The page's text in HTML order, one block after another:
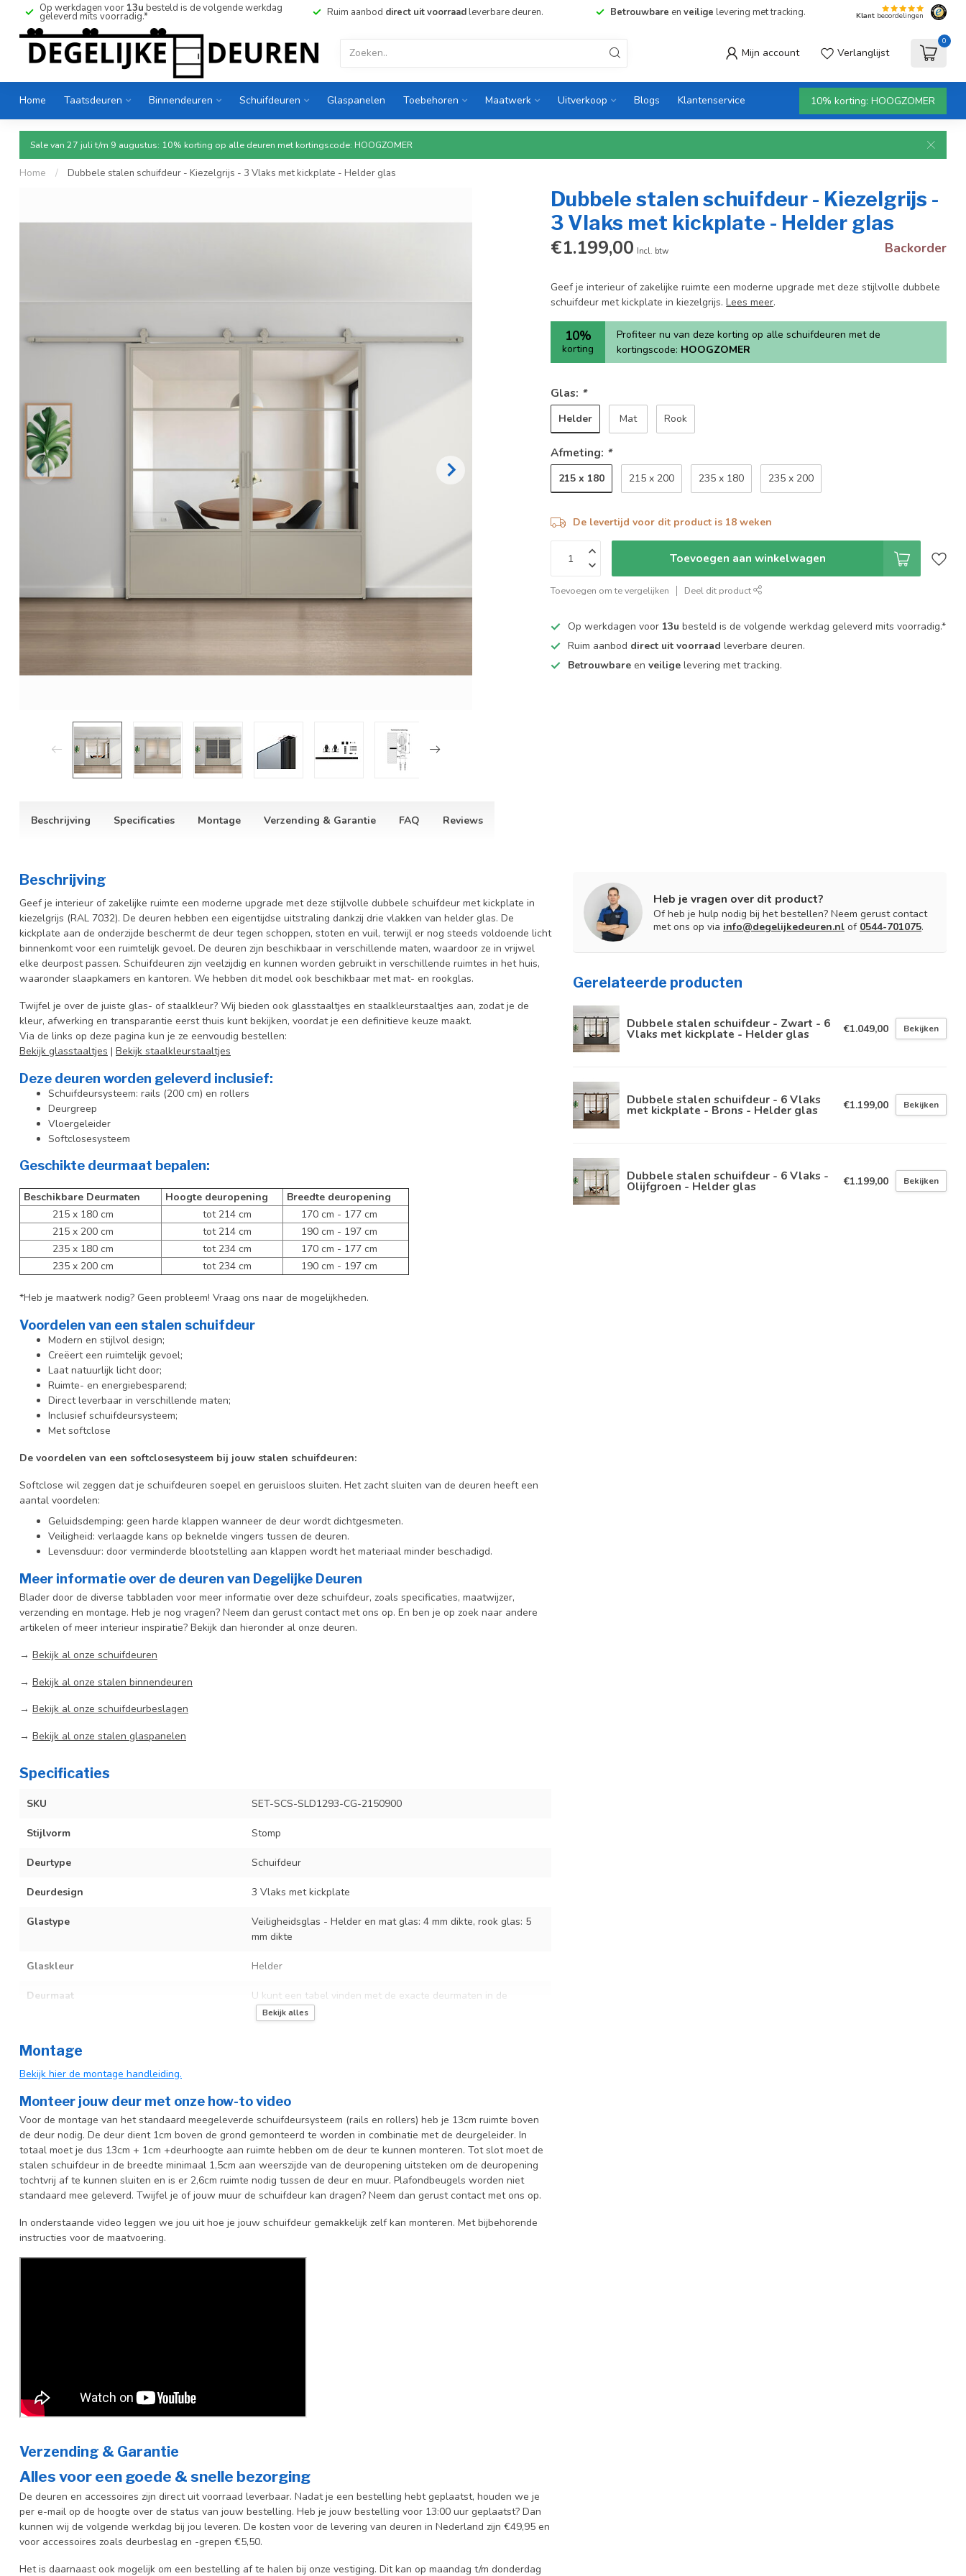
Op werkdagen voor 13u besteld is de volgende werkdag
geleverd mits voorradig.* Ruim aanbod direct uit voorraadleverbare deuren. Betrouwbare en veilige levering met tracking. Klant beoordelingen
Mijn account Verlanglijst
0
Home Taatsdeuren Binnendeuren Schuifdeuren Glaspanelen Toebehoren Maatwerk Uitverkoop Blogs Klantenservice 10% korting: HOOGZOMER
Sale van 27 juli t/m 9 augustus: 10% korting op alle deuren met kortingscode: HOOGZOMER
Home / Dubbele stalen schuifdeur - Kiezelgrijs - 3 Vlaks met kickplate - Helder glas
Dubbele stalen schuifdeur - Kiezelgrijs -
3 Vlaks met kickplate - Helder glas
€1.199,00 Incl. btw Backorder
Geef je interieur of zakelijke ruimte een moderne upgrade met deze stijlvolle dubbele
schuifdeur met kickplate in kiezelgrijs.Lees meer.
10%
korting
Profiteer nu van deze korting op alle schuifdeuren met de
kortingscode: HOOGZOMER
Glas: *
Helder Mat Rook
Afmeting: *
215 x 180 215 x 200 235 x 180 235 x 200
De levertijd voor dit product is 18 weken
Toevoegen aan winkelwagen
Toevoegen om te vergelijken Deel dit product
Op werkdagen voor 13u besteld is de volgende werkdag geleverd mits voorradig.*
Ruim aanbod direct uit voorraad leverbare deuren.
Betrouwbare enveiligelevering met tracking.
Beschrijving Specificaties Montage Verzending & Garantie FAQ Reviews
Beschrijving
Geef je interieur of zakelijke ruimte een moderne upgrade met deze stijlvolle dubbele schuifdeur met kickplate in
kiezelgrijs (RAL 7032). De deuren hebben een eigentijdse uitstraling dankzij drie vlakken van helder glas. De
kickplate aan de onderzijde beschermt de deur tegen schoppen, stoten en vuil, terwijl er nog steeds voldoende licht
binnenkomt voor een ruimtelijk gevoel. De deuren zijn beschikbaar in verschillende maten, waardoor ze in vrijwel
elke deurpost passen. Schuifdeuren zijn veelzijdig en kunnen worden gebruikt in verschillende ruimtes in het huis,
waaronder slaapkamers en kantoren. We hebben dit model ook beschikbaar met mat- en rookglas.
Twijfel je over de juiste glas- of staalkleur? Wij bieden ook glasstaaltjes en staalkleurstaaltjes aan, zodat je de
kleur, afwerking en transparantie eerst thuis kunt bekijken, voordat je een definitieve keuze maakt.
Via de links op deze pagina kun je ze eenvoudig bestellen:
Bekijk glasstaaltjes | Bekijk staalkleurstaaltjes
Deze deuren worden geleverd inclusief:
Schuifdeursysteem: rails (200 cm) en rollers
Deurgreep
Vloergeleider
Softclosesysteem
Geschikte deurmaat bepalen:
Beschikbare Deurmaten Hoogte deuropening
Breedte deuropening
215 x 180 cm
tot 214 cm
170 cm - 177 cm
215 x 200 cm
tot 214 cm
190 cm - 197 cm
235 x 180 cm
tot 234 cm
170 cm - 177 cm
235 x 200 cm
tot 234 cm 190 cm - 197 cm
*Heb je maatwerk nodig? Geen probleem! Vraag ons naar de mogelijkheden.
Voordelen van een stalen schuifdeur
Modern en stijlvol design;
Creëert een ruimtelijk gevoel;
Laat natuurlijk licht door;
Ruimte- en energiebesparend;
Direct leverbaar in verschillende maten;
Inclusief schuifdeursysteem;
Met softclose
De voordelen van een softclosesysteem bij jouw stalen schuifdeuren:
Softclose wil zeggen dat je schuifdeuren soepel en geruisloos sluiten. Het zacht sluiten van de deuren heeft een
aantal voordelen:
Geluidsdemping: geen harde klappen wanneer de deur wordt dichtgesmeten.
Veiligheid: verlaagde kans op beknelde vingers tussen de deuren.
Levensduur: door verminderde blootstelling aan klappen wordt het materiaal minder beschadigd.
Meer informatie over de deuren van Degelijke Deuren
Blader door de diverse tabbladen voor meer informatie over deze schuifdeur, zoals specificaties, maatwijzer,
verzending en montage. Heb je nog vragen? Neem dan gerust contact met ons op. En ben je op zoek naar andere
artikelen of meer interieur inspiratie? Bekijk dan hieronder al onze deuren.
→ Bekijk al onze schuifdeuren
→ Bekijk al onze stalen binnendeuren
→ Bekijk al onze schuifdeurbeslagen
→ Bekijk al onze stalen glaspanelen
Specificaties
SKU SET-SCS-SLD1293-CG-2150900
Stijlvorm Stomp
Deurtype Schuifdeur
Deurdesign 3 Vlaks met kickplate
Glastype
Veiligheidsglas - Helder en mat glas: 4 mm dikte, rook glas: 5
mm dikte
Glaskleur Helder
Deurmaat
U kunt een tabel vinden met de exacte deurmaten in de
producttekst boven dit specificatievak.
Incl. systeem
Bekijk alles
Montage
Bekijk hier de montage handleiding.
Monteer jouw deur met onze how-to video
Voor de montage van het standaard meegeleverde schuifdeursysteem (rails en rollers) heb je 13cm ruimte boven
de deur nodig. De deur dient 1cm boven de grond gemonteerd te worden in combinatie met de deurgeleider. In
totaal moet je dus 13cm + 1cm +deurhoogte aan ruimte hebben om de deur te kunnen monteren. Tot slot moet de
stalen schuifdeur in de breedte minimaal 1,5cm aan weerszijde van de deuropening uitsteken om de deuropening
tochtvrij af te kunnen sluiten en is er 2,6cm ruimte nodig tussen de deur en muur. Plafondbeugels worden niet
standaard mee geleverd. Twijfel je of jouw muur de schuifdeur kan dragen? Neem dan gerust contact met ons op.
In onderstaande video leggen we jou uit hoe je jouw schuifdeur gemakkelijk zelf kan monteren. Met bijbehorende
instructies voor de maatvoering.
Verzending & Garantie
Alles voor een goede & snelle bezorging
De deuren en accessoires zijn direct uit voorraad leverbaar. Nadat je een bestelling hebt geplaatst, houden we je
per e-mail op de hoogte over de status van jouw bestelling. Heb je jouw bestelling voor 13:00 uur geplaatst? Dan
kunnen wij de volgende werkdag bij jou leveren. De kosten voor de levering van deuren in Nederland zijn €49,95 en
voor accessoires zoals deurbeslag en -grepen €5,50.
Het is daarnaast ook mogelijk om een bestelling af te halen bij onze vestiging. Dit kan op maandag t/m donderdag
Heb je vragen over dit product?
Of heb je hulp nodig bij het bestellen? Neem gerust contact
met ons op via info@degelijkedeuren.nl of 0544-701075.
Gerelateerde producten
Dubbele stalen schuifdeur - Zwart - 6
Vlaks met kickplate - Helder glas €1.049,00 Bekijken
Dubbele stalen schuifdeur - 6 Vlaks
met kickplate - Brons - Helder glas €1.199,00 Bekijken
Dubbele stalen schuifdeur - 6 Vlaks -
Olijfgroen - Helder glas €1.199,00 Bekijken